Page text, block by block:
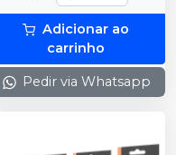
Adicionar ao
carrinho
Pedir via Whatsapp